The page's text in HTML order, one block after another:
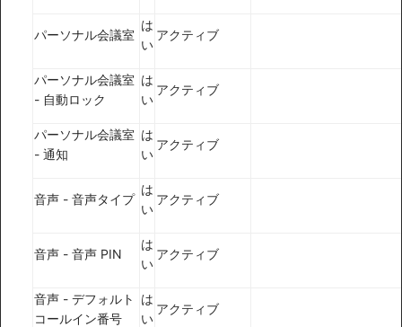
パーソナル会議室
は
い
アクティブ
パーソナル会議室
- 自動ロック
は
い
アクティブ
パーソナル会議室
- 通知
は
い
アクティブ
音声 - 音声タイプ
は
い
アクティブ
音声 - 音声 PIN
は
い
アクティブ
音声 - デフォルト
コールイン番号
は
い
アクティブ